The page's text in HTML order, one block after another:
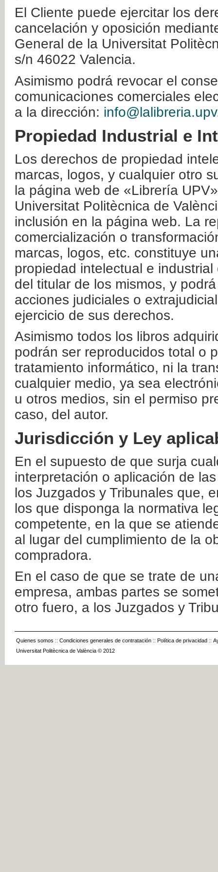
El Cliente puede ejercitar los
cancelación y oposición
General de la Universitat
s/n 46022 Valencia.
Asimismo podrá revocar el
comunicaciones comerciales
a la dirección:
Propiedad Industrial e
Los derechos de propiedad
marcas, logos, y cualquier otro
la página web de «Librería
Universitat Politècnica de
inclusión en la página web. La
comercialización o
marcas, logos, etc. constituye
propiedad intelectual e
del titular de los mismos, y
acciones judiciales o
ejercicio de sus derechos.
Asimismo todos los libros
podrán ser reproducidos total o
tratamiento informático, ni la
cualquier medio, ya sea
u otros medios, sin el permiso
caso, del autor.
Jurisdicción y Ley
En el supuesto de que surja
interpretación o aplicación de
los Juzgados y Tribunales que,
los que disponga la normativa
competente, en la que se
al lugar del cumplimiento de la
compradora.
En el caso de que se trate de
empresa, ambas partes se
otro fuero, a los Juzgados y
Quienes somos :: Condiciones generales de contratación :: Política de privacidad ::
Universitat Politècnica de València © 2012